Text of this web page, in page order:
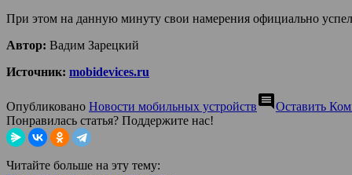
При этом на данную минуту свои намерения официально
Автор: Вадим Зарецкий
Источник: mobidevices.ru
Опубликовано Новости мобильных устройствcomment Оставить
Понравилась статья? Поддержите нас!
Читайте больше на эту тему: